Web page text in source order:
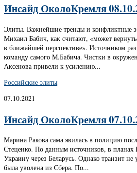
Инсайд ОколоКремля
Элиты. Важнейшие тренды и конфликтные
Михаил Бабич, как считают, «может
в ближайшей перспективе». Источником
команду самого М.Бабича. Чистки в
Аксенова привели к усилению...
Российские элиты
07.10.2021
Инсайд ОколоКремля
Марина Ракова сама явилась в полицию
Стеценко. По данным источников, в планах
Украину через Беларусь. Однако транзит не
была уволена из Сбера. По...